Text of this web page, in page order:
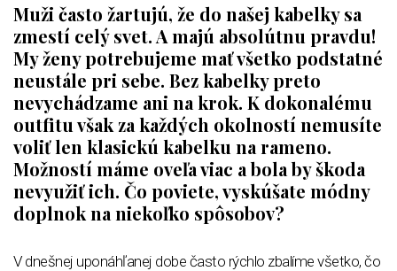
Muži často žartujú, že do našej kabelky sa
zmestí celý svet. A majú absolútnu pravdu!
My ženy potrebujeme mať všetko podstatné
neustále pri sebe. Bez kabelky preto
nevychádzame ani na krok. K dokonalému
outfitu však za každých okolností nemusíte
voliť len klasickú kabelku na rameno.
Možností máme oveľa viac a bola by škoda
nevyužiť ich. Čo poviete, vyskúšate módny
doplnok na niekoľko spôsobov?
V dnešnej uponáhľanej dobe často rýchlo zbalíme všetko, čo